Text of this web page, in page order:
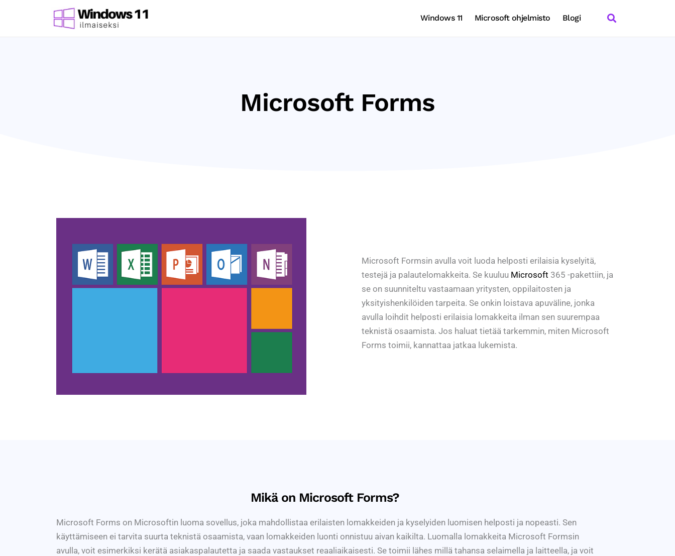
Windows 11 Microsoft ohjelmisto Blogi
Microsoft Forms
Microsoft Formsin avulla voit luoda helposti erilaisia kyselyitä,
testejä ja palautelomakkeita. Se kuuluu Microsoft 365 -pakettiin, ja
se on suunniteltu vastaamaan yritysten, oppilaitosten ja
yksityishenkilöiden tarpeita. Se onkin loistava apuväline, jonka
avulla loihdit helposti erilaisia lomakkeita ilman sen suurempaa
teknistä osaamista. Jos haluat tietää tarkemmin, miten Microsoft
Forms toimii, kannattaa jatkaa lukemista.
Mikä on Microsoft Forms?
Microsoft Forms on Microsoftin luoma sovellus, joka mahdollistaa erilaisten lomakkeiden ja kyselyiden luomisen helposti ja nopeasti. Sen
käyttämiseen ei tarvita suurta teknistä osaamista, vaan lomakkeiden luonti onnistuu aivan kaikilta. Luomalla lomakkeita Microsoft Formsin
avulla, voit esimerkiksi kerätä asiakaspalautetta ja saada vastaukset reaaliaikaisesti. Se toimii lähes millä tahansa selaimella ja laitteella, ja voit